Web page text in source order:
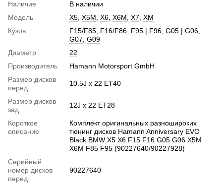
Наличие
В наличии
Модель
X5 X5M X6 X6M X7 XM
Кузов
F15/F85 F16/F86 F95 | F96 G05 | G06
G07 G09
Диаметр
22
Производитель
Hamann Motorsport GmbH
Размер дисков
перед
10.5J x 22 ET40
Размер дисков
зад
12J x 22 ET28
Короткое
описание
Комплект оригинальных разношироких
тюнинг дисков Hamann Anniversary EVO
Black BMW X5 X6 F15 F16 G05 G06 X5M
X6M F85 F95 (90227640/90227928)
Серийный
номер дисков
перед
90227640